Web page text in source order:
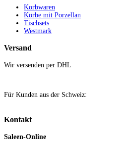
Korbwaren
Körbe mit Porzellan
Tischsets
Westmark
Versand
Wir versenden per DHL
Für Kunden aus der Schweiz:
Kontakt
Saleen-Online